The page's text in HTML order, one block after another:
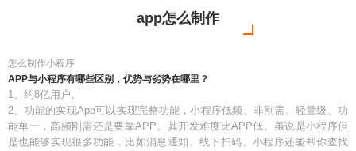
app怎么制作
怎么制作小程序
APP与小程序有哪些区别，优势与劣势在哪里？
1、约8亿用户。
2、功能的实现App可以实现完整功能，小程序低频、非刚需、轻量级、功
能单一，高频刚需还是要靠APP。其开发难度比APP低。虽说是小程序但
是也能够实现很多功能，比如消息通知、线下扫码、小程序还能帮你查找